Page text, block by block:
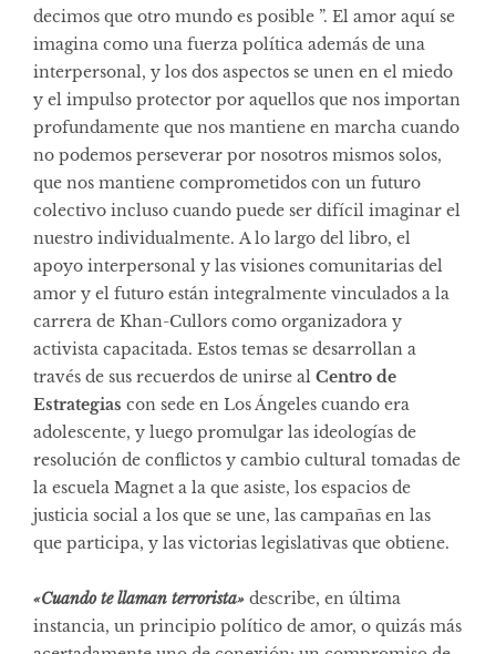
decimos que otro mundo es posible ”. El amor aquí se
imagina como una fuerza política además de una
interpersonal, y los dos aspectos se unen en el miedo
y el impulso protector por aquellos que nos importan
profundamente que nos mantiene en marcha cuando
no podemos perseverar por nosotros mismos solos,
que nos mantiene comprometidos con un futuro
colectivo incluso cuando puede ser difícil imaginar el
nuestro individualmente. A lo largo del libro, el
apoyo interpersonal y las visiones comunitarias del
amor y el futuro están integralmente vinculados a la
carrera de Khan-Cullors como organizadora y
activista capacitada. Estos temas se desarrollan a
través de sus recuerdos de unirse al Centro de
Estrategias con sede en Los Ángeles cuando era
adolescente, y luego promulgar las ideologías de
resolución de conflictos y cambio cultural tomadas de
la escuela Magnet a la que asiste, los espacios de
justicia social a los que se une, las campañas en las
que participa, y las victorias legislativas que obtiene.
«Cuando te llaman terrorista» describe, en última
instancia, un principio político de amor, o quizás más